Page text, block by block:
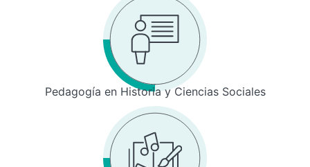
Pedagogía en Historia y Ciencias Sociales